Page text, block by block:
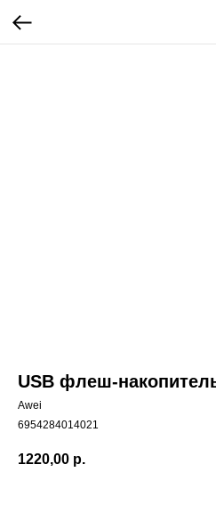
USB флеш-
Awei
6954284014021
1220,00 р.